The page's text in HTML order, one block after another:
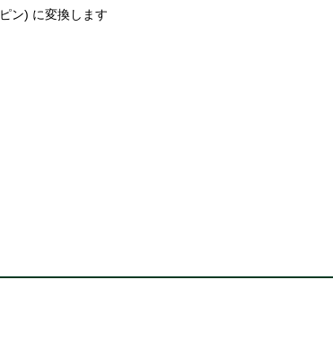
ン) に変換します